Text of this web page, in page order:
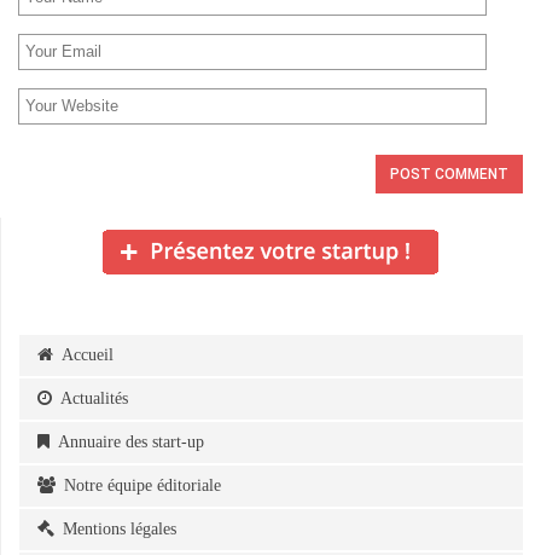
Accueil
Actualités
Annuaire des start-up
Notre équipe éditoriale
Mentions légales